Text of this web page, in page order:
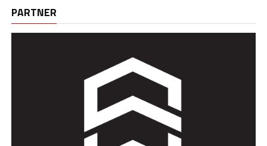
PARTNER